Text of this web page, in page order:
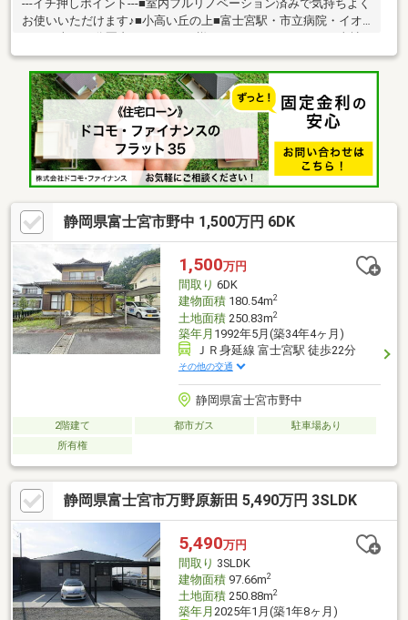
---イチ押しポイント---■室内フルリノベーション済みで気持ちよく
お使いいただけます♪■小高い丘の上■富士宮駅・市立病院・イオ
売主のこだわりリフォームです♪ぜひ現地でご覧ください！---周辺
環境---■スーパーまで徒歩22分/1300ｍ■西小学校まで徒歩25
分/1700ｍ◇◇買替の方、自己資金の少ない方、勤続年数短い
方、自営業の方住宅ローンにご不安のある方、お気軽にご相談く
ださい◇◇「お家探し」「ご売却」は 地域密着型不動産 株式会
社ハウシード売買部におまかせ下さい！
静岡県富士宮市野中 1,500万円 6DK
1,500万円
間取り 6DK
建物面積180.54m2
土地面積250.83m2
築年月 1992年5月(築34年4ヶ月)
ＪＲ身延線 富士宮駅 徒歩22分
その他の交通
静岡県富士宮市野中
2階建て 都市ガス
駐車場あり
所有権
静岡県富士宮市万野原新田 5,490万円 3SLDK
5,490万円
間取り 3SLDK
建物面積97.66m2
土地面積250.88m2
築年月 2025年1月(築1年8ヶ月)